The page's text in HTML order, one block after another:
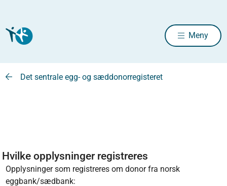
Meny
Det sentrale egg- og sæddonorregisteret
Hvilke opplysninger registreres
Opplysninger som registreres om donor fra norsk
eggbank/sædbank: